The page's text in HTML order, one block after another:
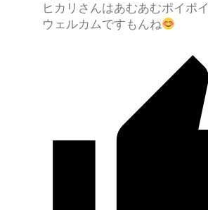
ヒカリさんはあむあむポイポイ
ウェルカムですもんね